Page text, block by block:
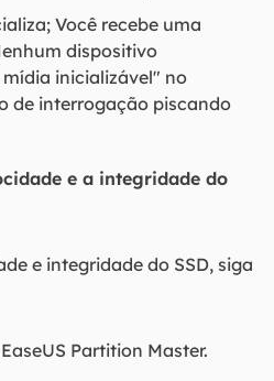
Você recebe uma
dispositivo
inicializável" no
de interrogação piscando
e a integridade do
e integridade do SSD, siga
Partition Master.